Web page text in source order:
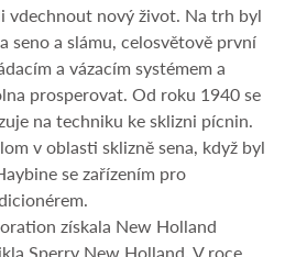
vdechnout nový život. Na trh byl
seno a slámu, celosvětově první
a vázacím systémem a
prosperovat. Od roku 1940 se
na techniku ke sklizni pícnin.
v oblasti sklizně sena, když byl
se zařízením pro
získala New Holland